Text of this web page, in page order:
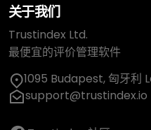
关于我们
Trustindex Ltd.
最便宜的评价管理软件
1095 Budapest, 匈牙利
support@trustindex.io